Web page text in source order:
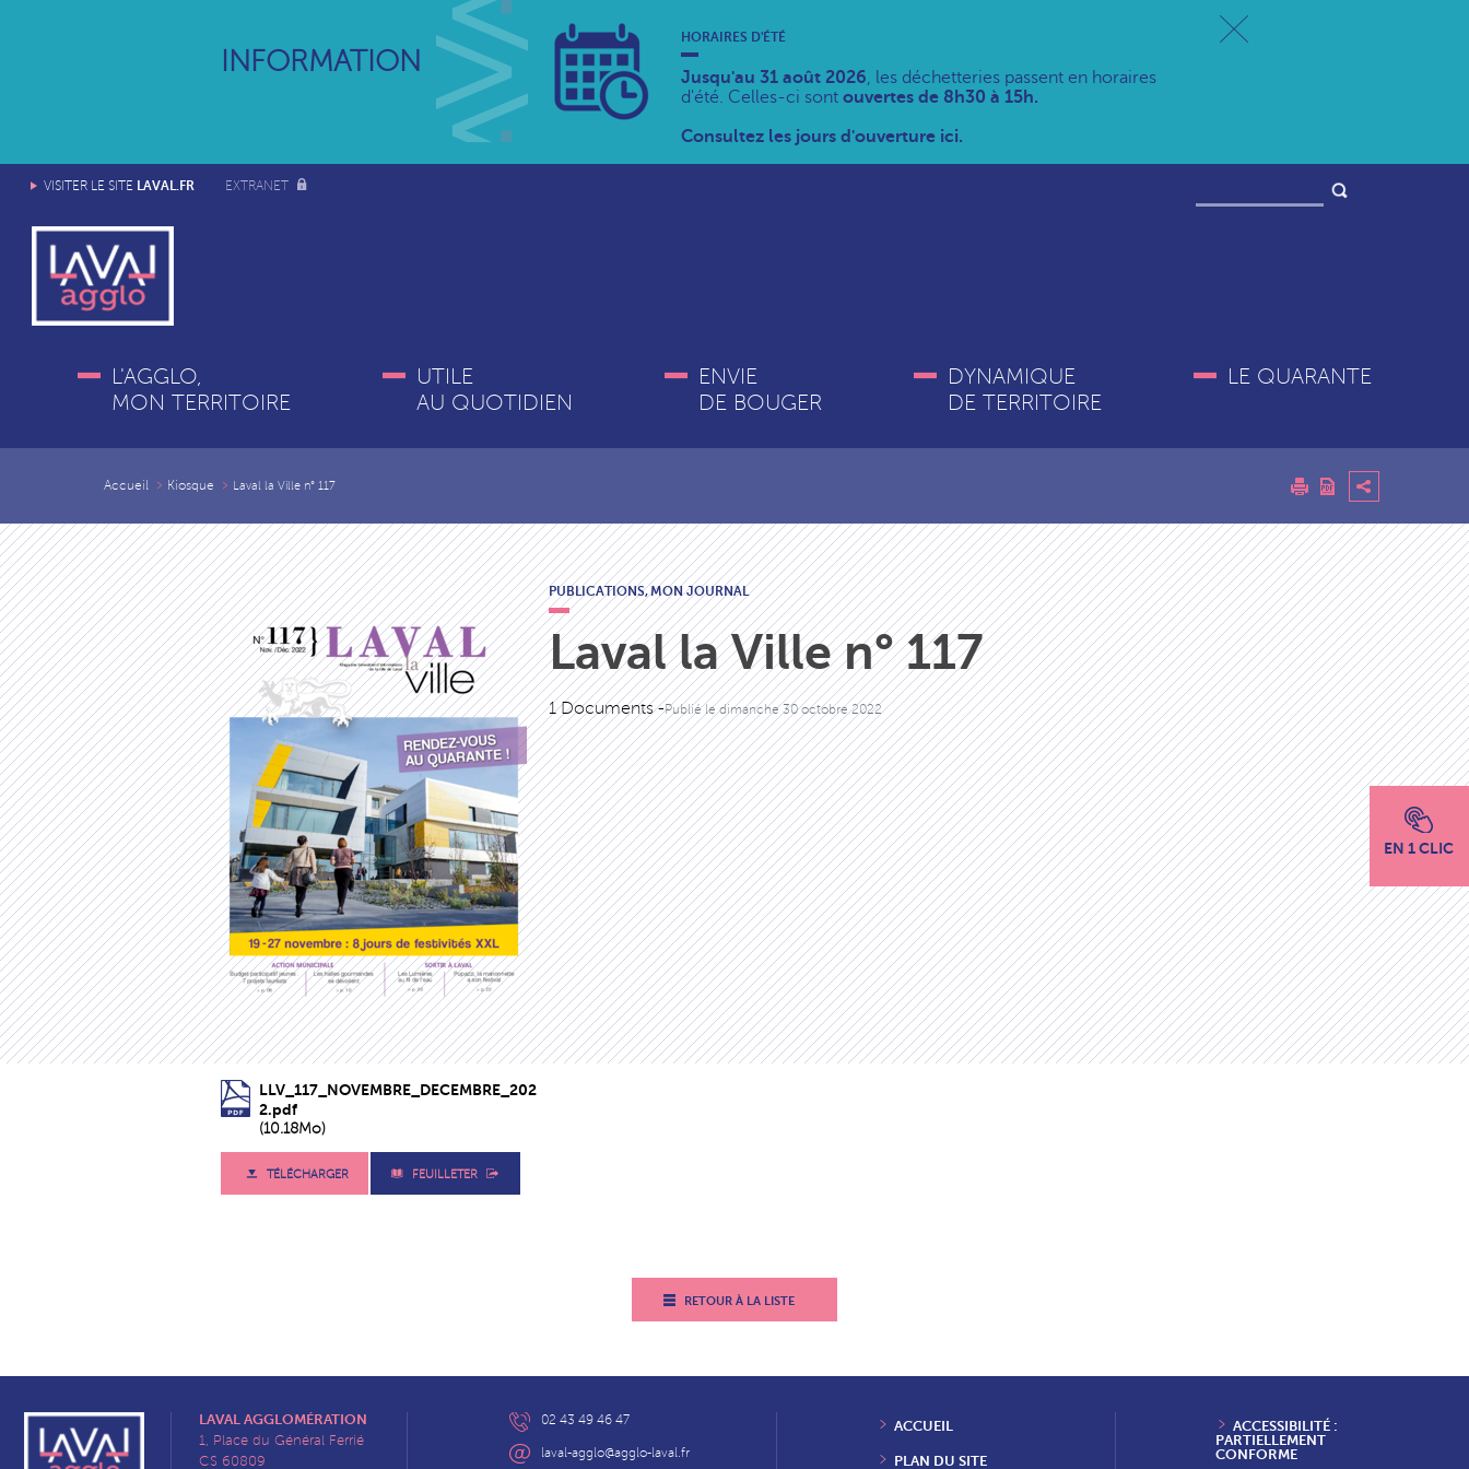
INFORMATION
HORAIRES D'ÉTÉ
Jusqu'au 31 août 2026, les déchetteries passent en horaires
d'été. Celles-ci sont ouvertes de 8h30 à 15h.
Consultez les jours d'ouverture ici.
VISITER LE SITE LAVAL.FR EXTRANET
L'AGGLO,
MON TERRITOIRE
UTILE
AU QUOTIDIEN
ENVIE
DE BOUGER
DYNAMIQUE
DE TERRITOIRE
LE QUARANTE
EN 1 CLIC
Accueil Kiosque Laval la Ville n° 117
PUBLICATIONS,MON JOURNAL
Laval la Ville n° 117
1 Documents -Publié ledimanche 30 octobre 2022
LLV_117_NOVEMBRE_DECEMBRE_202
2.pdf
(10.18Mo)
TÉLÉCHARGER FEUILLETER
RETOUR À LA LISTE
LAVAL AGGLOMÉRATION
1, Place du Général Ferrié
CS 60809
02 43 49 46 47
laval-agglo@agglo-laval.fr
ACCUEIL
PLAN DU SITE
ACCESSIBILITÉ :
PARTIELLEMENT
CONFORME